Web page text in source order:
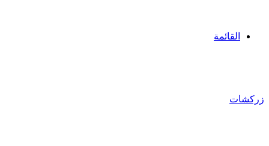
القائمة
زركشات